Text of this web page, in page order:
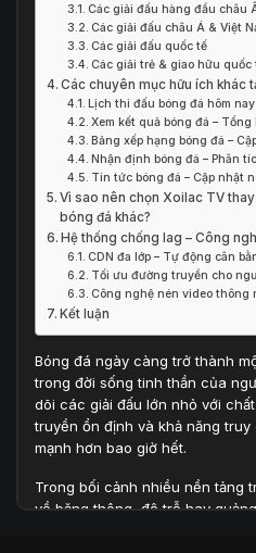
Các giải đấu hàng đầu châu
Các giải đấu châu Á & Việt
Các giải đấu quốc tế
Các giải trẻ & giao hữu quốc
Các chuyên mục hữu ích khác
Lịch thi đấu bóng đá hôm
Xem kết quả bóng đá –
Bảng xếp hạng bóng đá –
Nhận định bóng đá – Phân
Tin tức bóng đá – Cập nhật
Vì sao nên chọn Xoilac TV
bóng đá khác?
Hệ thống chống lag – Công
CDN đa lớp – Tự động cân
Tối ưu đường truyền cho
Công nghệ nén video thông
Kết luận
Bóng đá ngày càng trở thành
trong đời sống tinh thần của
dõi các giải đấu lớn nhỏ với
truyền ổn định và khả năng
mạnh hơn bao giờ hết.
Trong bối cảnh nhiều nền tảng
về băng thông, độ trễ hay